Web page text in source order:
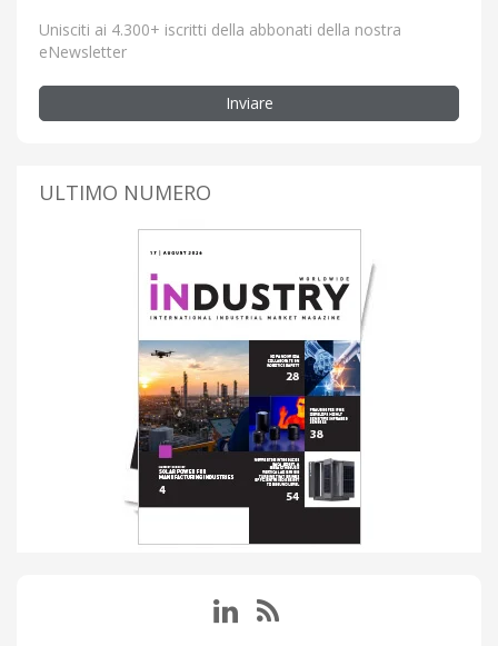
Unisciti ai 4.300+ iscritti della abbonati della nostra
eNewsletter
Inviare
ULTIMO NUMERO